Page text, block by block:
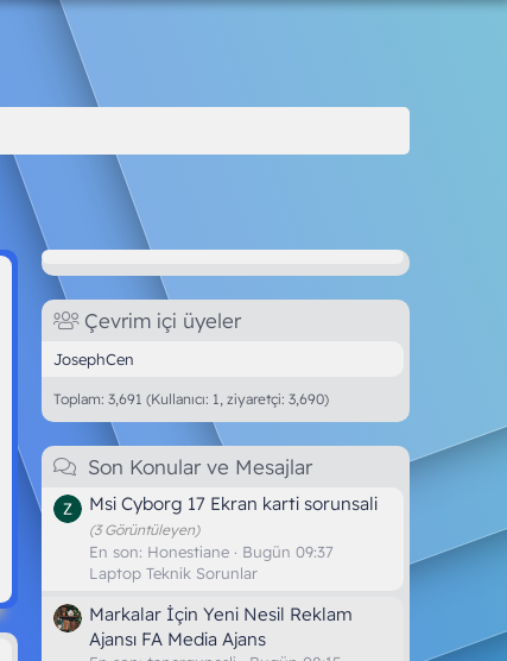
Çevrim içi üyeler
JosephCen
Toplam: 3,691 (Kullanıcı: 1, ziyaretçi: 3,690)
Son Konular ve Mesajlar
Msi Cyborg 17 Ekran karti sorunsali
(3 Görüntüleyen)
En son: Honestiane
Bugün 09:37
Laptop Teknik Sorunlar
Markalar İçin Yeni Nesil Reklam
Ajansı FA Media Ajans